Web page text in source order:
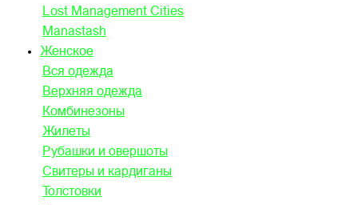
Lost Management Cities
Manastash
Женское
Вся одежда
Верхняя одежда
Комбинезоны
Жилеты
Рубашки и овершоты
Свитеры и кардиганы
Толстовки